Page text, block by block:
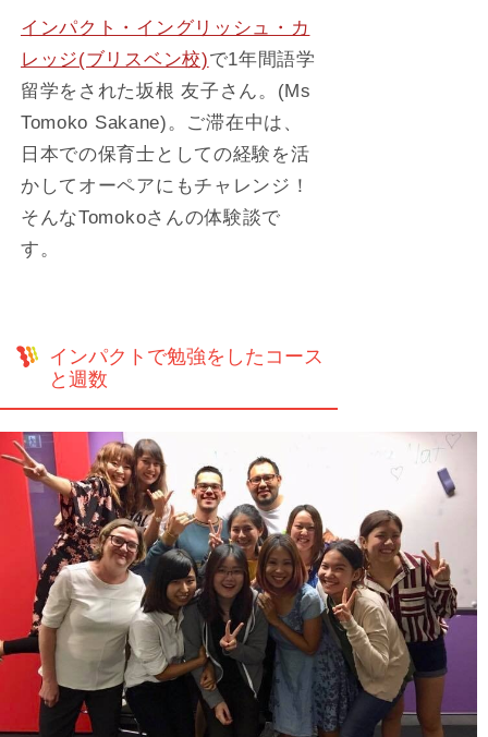
インパクト・イングリッシュ・カ
レッジ(ブリスベン校)で1年間語学
留学をされた坂根 友子さん。(Ms
Tomoko Sakane)。ご滞在中は、
日本での保育士としての経験を活
かしてオーペアにもチャレンジ！
そんなTomokoさんの体験談で
す。
インパクトで勉強をしたコース
と週数